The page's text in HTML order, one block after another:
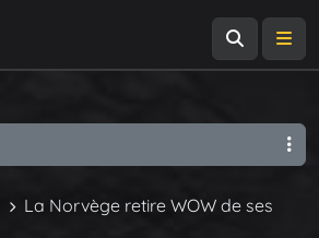
La Norvège retire WOW de ses